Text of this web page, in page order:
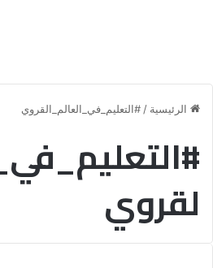
الرئيسية / #التعليم_في_العالم_القروي
لقروي